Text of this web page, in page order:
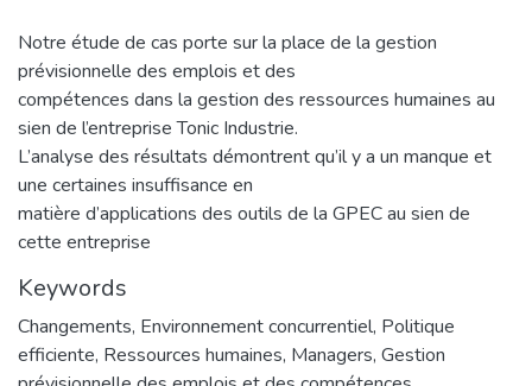
Notre étude de cas porte sur la place de la gestion
prévisionnelle des emplois et des
compétences dans la gestion des ressources humaines au
sien de l’entreprise Tonic Industrie.
L’analyse des résultats démontrent qu’il y a un manque et
une certaines insuffisance en
matière d’applications des outils de la GPEC au sien de
cette entreprise
Keywords
Changements, Environnement concurrentiel, Politique
efficiente, Ressources humaines, Managers, Gestion